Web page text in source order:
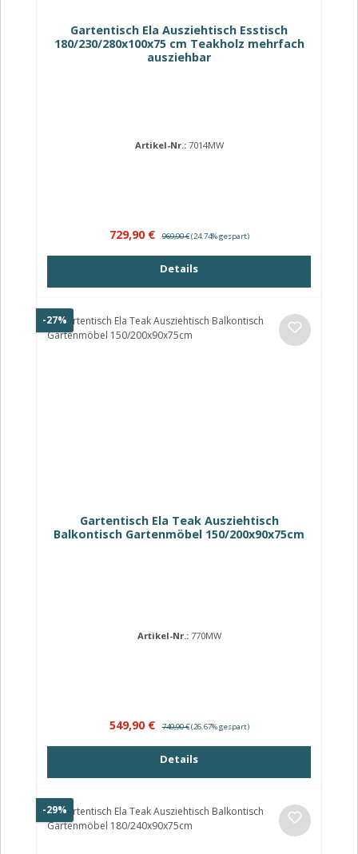
Gartentisch Ela Ausziehtisch Esstisch
180/230/280x100x75 cm Teakholz mehrfach
ausziehbar
Artikel-Nr.: 7014MW
Verkaufspreis:
729,90 € Regulärer Preis:
969,90 €(24.74% gespart)
Details
-27% Rabatt
Gartentisch Ela Teak Ausziehtisch
Balkontisch Gartenmöbel 150/200x90x75cm
Artikel-Nr.: 770MW
Verkaufspreis:
549,90 € Regulärer Preis:
749,90 €(26.67% gespart)
Details
-29% Rabatt